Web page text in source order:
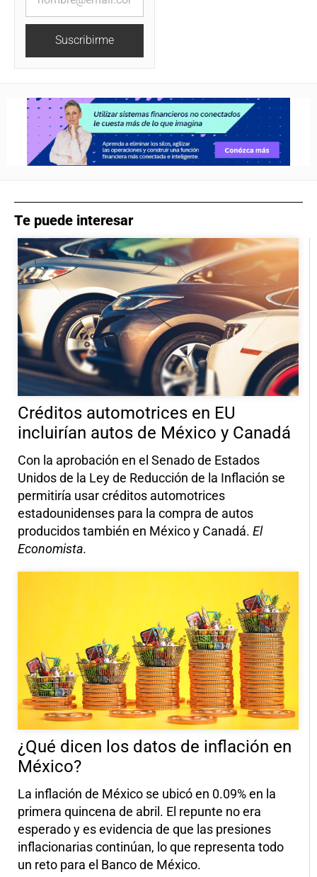
Suscribirme
Te puede interesar
Créditos automotrices en EU
incluirían autos de México y Canadá
Con la aprobación en el Senado de Estados
Unidos de la Ley de Reducción de la Inflación se
permitiría usar créditos automotrices
estadounidenses para la compra de autos
producidos también en México y Canadá. El
Economista.
¿Qué dicen los datos de inflación en
México?
La inflación de México se ubicó en 0.09% en la
primera quincena de abril. El repunte no era
esperado y es evidencia de que las presiones
inflacionarias continúan, lo que representa todo
un reto para el Banco de México.